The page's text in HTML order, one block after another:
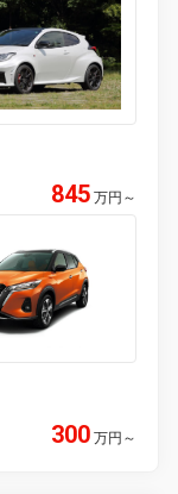
845 万円 ～
300 万円 ～